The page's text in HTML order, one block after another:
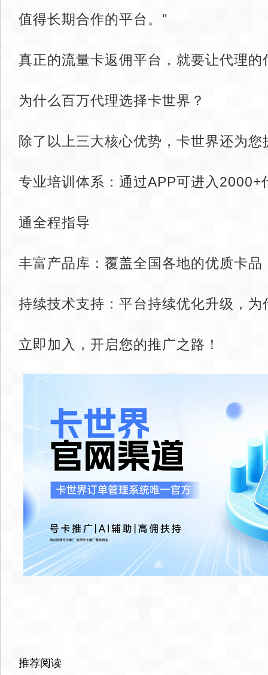
值得长期合作的平台。"
真正的流量卡返佣平台，就要让代理
为什么百万代理选择卡世界？
除了以上三大核心优势，卡世界还为您
专业培训体系：通过APP可进入2000+
通全程指导
丰富产品库：覆盖全国各地的优质卡
持续技术支持：平台持续优化升级，为
立即加入，开启您的推广之路！
推荐阅读